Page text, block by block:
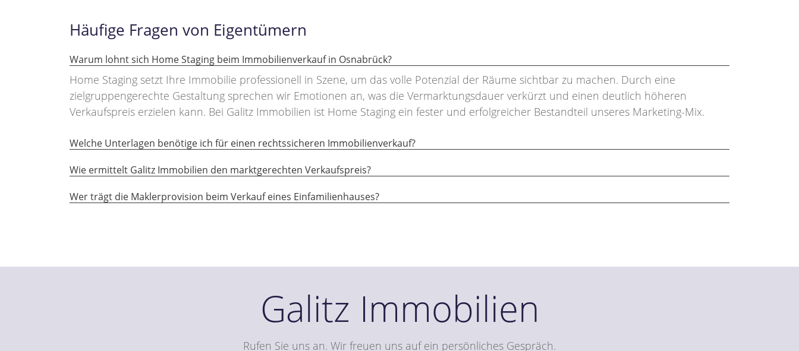
Häufige Fragen von Eigentümern
Warum lohnt sich Home Staging beim Immobilienverkauf in Osnabrück?
Home Staging setzt Ihre Immobilie professionell in Szene, um das volle Potenzial der Räume sichtbar zu machen. Durch eine
zielgruppengerechte Gestaltung sprechen wir Emotionen an, was die Vermarktungsdauer verkürzt und einen deutlich höheren
Verkaufspreis erzielen kann. Bei Galitz Immobilien ist Home Staging ein fester und erfolgreicher Bestandteil unseres Marketing-Mix.
Welche Unterlagen benötige ich für einen rechtssicheren Immobilienverkauf?
Wie ermittelt Galitz Immobilien den marktgerechten Verkaufspreis?
Wer trägt die Maklerprovision beim Verkauf eines Einfamilienhauses?
Galitz Immobilien
Rufen Sie uns an. Wir freuen uns auf ein persönliches Gespräch.